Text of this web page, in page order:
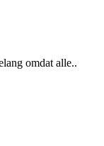
omdat alle..